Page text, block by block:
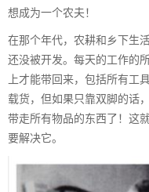
想成为一个农夫！
在那个年代，农耕和乡下生
还没被开发。每天的工作的
上才能带回来，包括所有工
载货，但如果只靠双脚的话
带走所有物品的东西了！这
要解决它。